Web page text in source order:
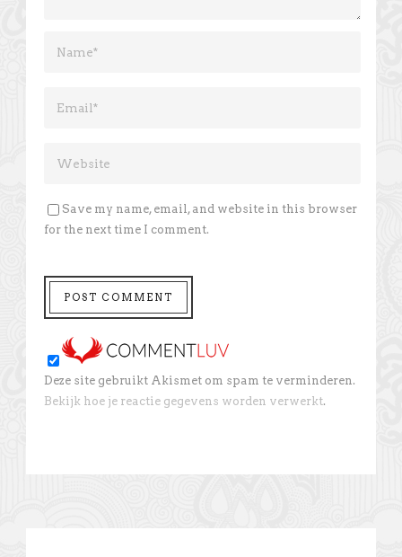
Save my name, email, and website in this browser
for the next time I comment.
Deze site gebruikt Akismet om spam te verminderen.
Bekijk hoe je reactie gegevens worden verwerkt.